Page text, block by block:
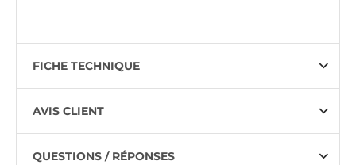
FICHE TECHNIQUE
AVIS CLIENT
QUESTIONS / RÉPONSES